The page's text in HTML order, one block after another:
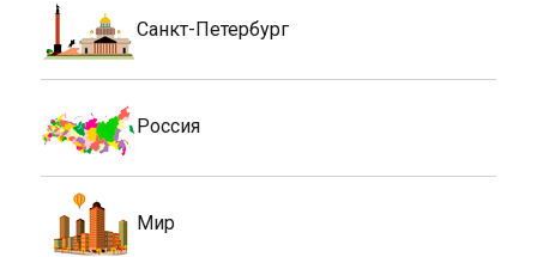
Санкт-Петербург
Россия
Мир